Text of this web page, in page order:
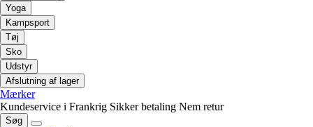
Yoga
Kampsport
Tøj
Sko
Udstyr
Afslutning af lager
Mærker
Kundeservice i Frankrig Sikker betaling Nem retur
Søg